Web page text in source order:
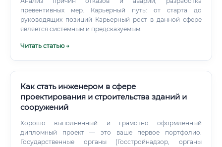
превентивных мер. Карьерный путь: от старта до
руководящих позиций Карьерный рост в данной сфере
является системным и предсказуемым.
Читать статью →
Как стать инженером в сфере
проектирования и строительства зданий и
сооружений
Хорошо выполненный и грамотно оформленный
дипломный проект — это ваше первое портфолио.
Государственные органы (Госстройнадзор, органы